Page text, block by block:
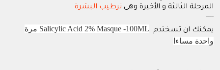
المرحلة الثالثة و الأخيرة وهي ترطيب البشرة
----
يمكنك ان تسختدم
Salicylic Acid 2% Masque -100ML مرة
واحدة مساءا